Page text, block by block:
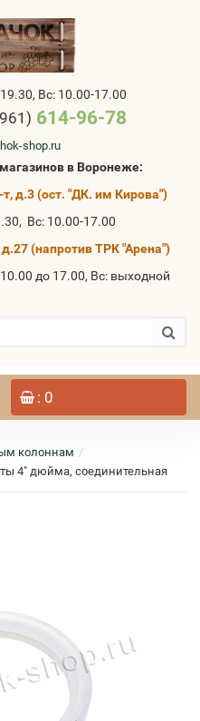
Вс: 10.00-17.00
614-96-78
shop.ru
в Воронеже:
д.3 (ост. "ДК. им Кирова")
Вс: 10.00-17.00
(напротив ТРК "Арена")
до 17.00, Вс: выходной
: 0
колоннам
4" дюйма, соединительная